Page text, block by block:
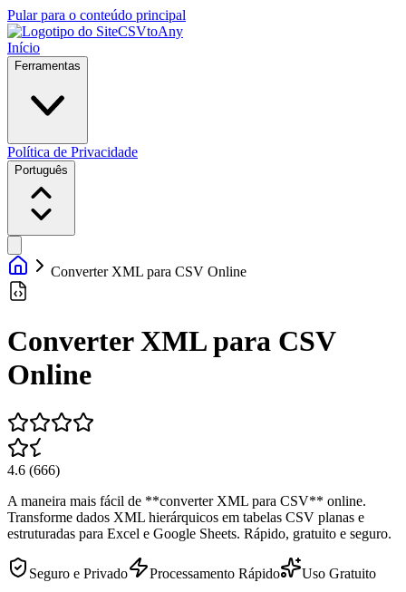
Pular para o conteúdo principal
CSVtoAny
Início
Ferramentas
Política de Privacidade
Português
Converter XML para CSV Online
Converter XML para CSV
Online
4.6 (666)
A maneira mais fácil de **converter XML para CSV** online.
Transforme dados XML hierárquicos em tabelas CSV planas e
estruturadas para Excel e Google Sheets. Rápido, gratuito e seguro.
Seguro e Privado Processamento Rápido Uso Gratuito